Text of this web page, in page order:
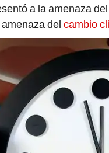
a la amenaza
del cambio